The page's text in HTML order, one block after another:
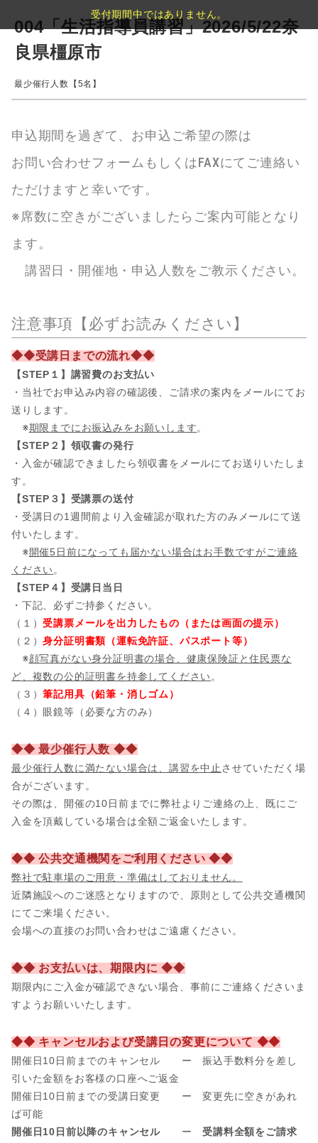
004「生活指導員講習」2026/5/22奈
良県橿原市
最少催行人数【5名】
申込期間を過ぎて、お申込ご希望の際は
お問い合わせフォームもしくはFAXにてご連絡い
ただけますと幸いです。
※席数に空きがございましたらご案内可能となり
ます。
講習日・開催地・申込人数をご教示ください。
注意事項【必ずお読みください】
◆◆受講日までの流れ◆◆
【STEP１】講習費のお支払い
・当社でお申込み内容の確認後、ご請求の案内をメールにてお
送りします。
※期限までにお振込みをお願いします。
【STEP２】領収書の発行
・入金が確認できましたら領収書をメールにてお送りいたしま
す。
【STEP３】受講票の送付
・受講日の1週間前より入金確認が取れた方のみメールにて送
付いたします。
※開催5日前になっても届かない場合はお手数ですがご連絡
ください 。
【STEP４】受講日当日
・下記、必ずご持参ください。
（１）受講票メールを出力したもの（または画面の提示）
（２）身分証明書類（運転免許証、パスポート等）
※顔写真がない身分証明書の場合、健康保険証と住民票な
ど、複数の公的証明書を持参してください 。
（３）筆記用具（鉛筆・消しゴム）
（４）眼鏡等（必要な方のみ）
◆◆ 最少催行人数 ◆◆
最少催行人数に満たない場合は、講習を中止 させていただく場
合がございます。
その際は、開催の10日前までに弊社よりご連絡の上、既にご
入金を頂戴している場合は全額ご返金いたします。
◆◆ 公共交通機関をご利用ください ◆◆
弊社で駐車場のご用意・準備はしておりません。
近隣施設へのご迷惑となりますので、原則として公共交通機関
にてご来場ください。
会場への直接のお問い合わせはご遠慮ください。
◆◆ お支払いは、期限内に ◆◆
期限内にご入金が確認できない場合、事前にご連絡くださいま
すようお願いいたします。
◆◆ キャンセルおよび受講日の変更について ◆◆
開催日10日前までのキャンセル ー 振込手数料分を差し
引いた金額をお客様の口座へご返金
開催日10日前までの受講日変更 ー 変更先に空きがあれ
ば可能
開催日10日前以降のキャンセル ー受講料全額をご請求
受付期間中ではありません。